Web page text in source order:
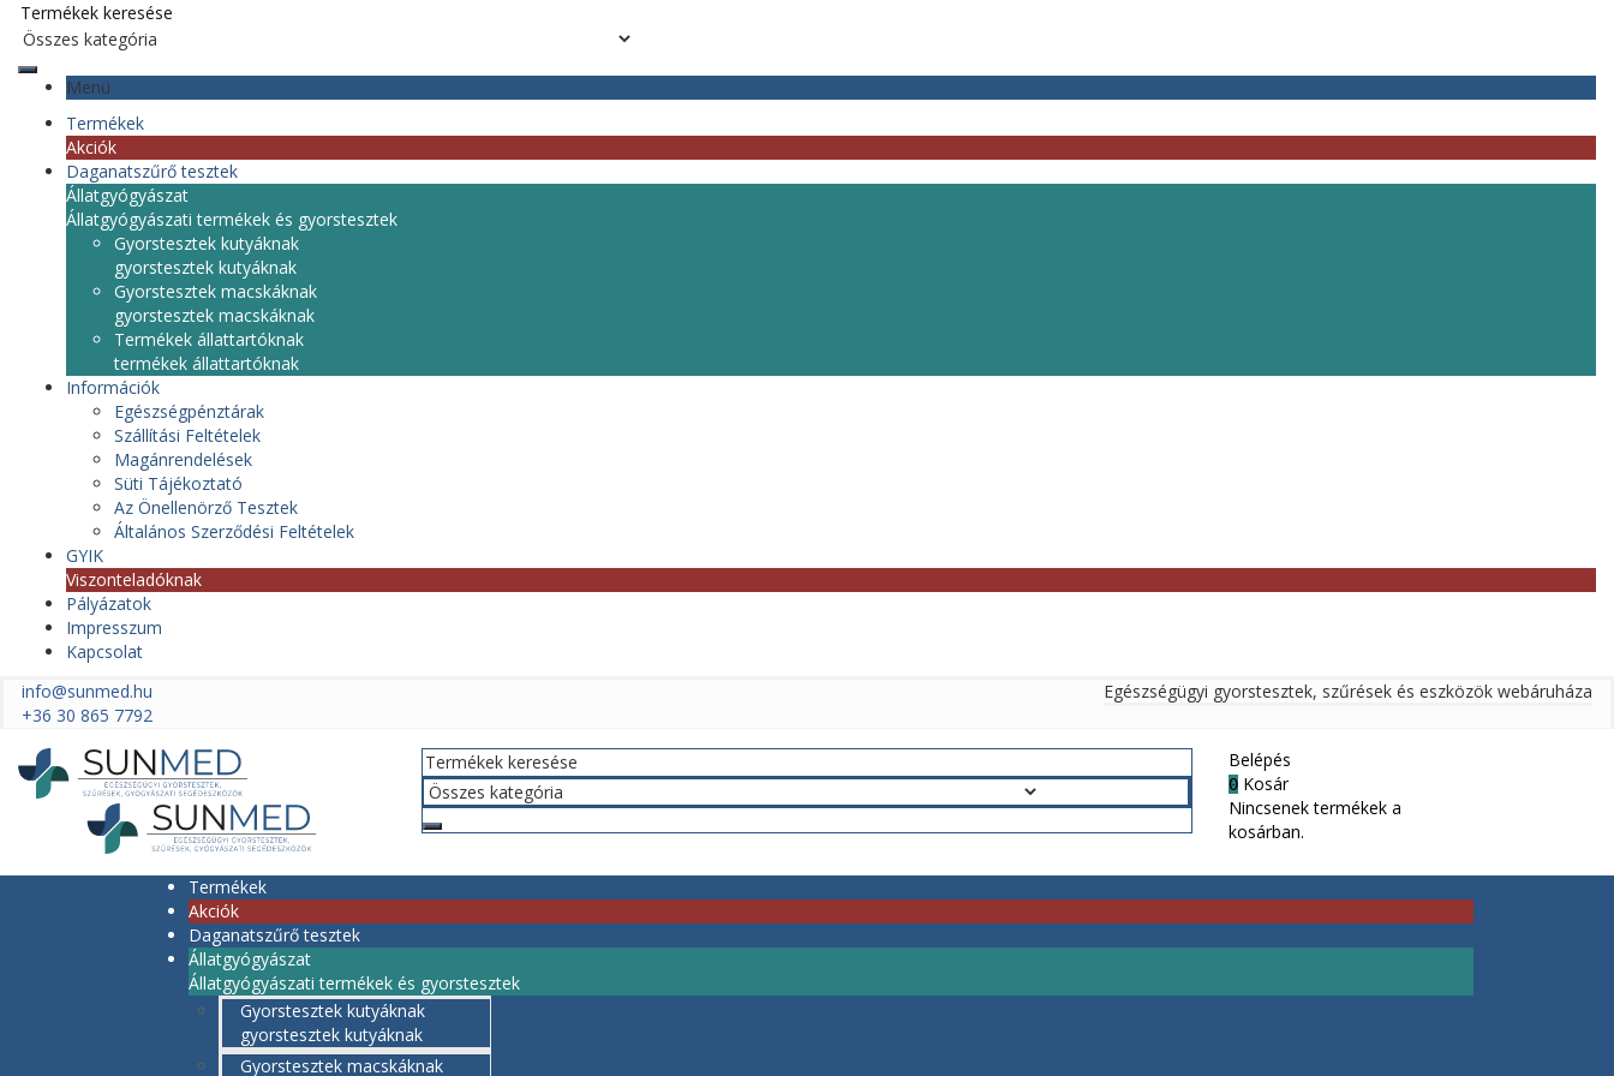
Menü
Termékek
Akciók
Daganatszűrő tesztek
Állatgyógyászat
Állatgyógyászati termékek és gyorstesztek
Gyorstesztek kutyáknak
gyorstesztek kutyáknak
Gyorstesztek macskáknak
gyorstesztek macskáknak
Termékek állattartóknak
termékek állattartóknak
Információk
Egészségpénztárak
Szállítási Feltételek
Magánrendelések
Süti Tájékoztató
Az Önellenörző Tesztek
Általános Szerződési Feltételek
GYIK
Viszonteladóknak
Pályázatok
Impresszum
Kapcsolat
info@sunmed.hu
+36 30 865 7792
Egészségügyi gyorstesztek, szűrések és eszközök webáruháza
Belépés
0 Kosár
Nincsenek termékek a
kosárban.
Termékek
Akciók
Daganatszűrő tesztek
Állatgyógyászat
Állatgyógyászati termékek és gyorstesztek
Gyorstesztek kutyáknak
gyorstesztek kutyáknak
Gyorstesztek macskáknak